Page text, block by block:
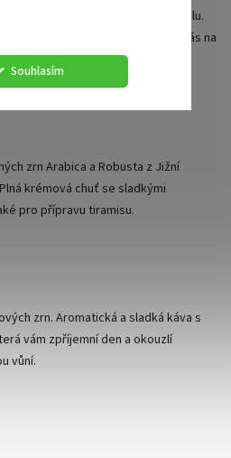
Souhlasím
chuť s nádechem karamelu.
která rozjasní smysly a vezme vás na
zrn Arabica a Robusta z Jižní
krémová chuť se sladkými
pro přípravu tiramisu.
zrn. Aromatická a sladká káva s
vám zpříjemní den a okouzlí
vůní.